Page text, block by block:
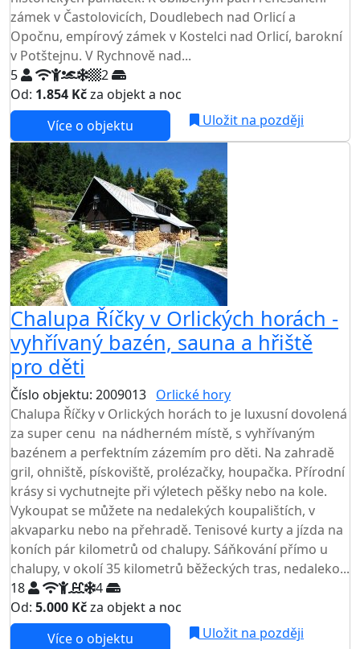
zámek v Častolovicích, Doudlebech nad Orlicí a
Opočnu, empírový zámek v Kostelci nad Orlicí, barokní
v Potštejnu. V Rychnově nad...
5
2
Od: 1.854 Kčza objekt a noc
Více o objektu
Uložit na později
Chalupa Říčky v Orlických horách -
vyhřívaný bazén, sauna a hřiště
pro děti
Číslo objektu: 2009013 Orlické hory
Chalupa Říčky v Orlických horách to je luxusní dovolená
za super cenu na nádherném místě, s vyhřívaným
bazénem a perfektním zázemím pro děti. Na zahradě
gril, ohniště, pískoviště, prolézačky, houpačka. Přírodní
krásy si vychutnejte při výletech pěšky nebo na kole.
Vykoupat se můžete na nedalekých koupalištích, v
akvaparku nebo na přehradě. Tenisové kurty a jízda na
koních pár kilometrů od chalupy. Sáňkování přímo u
chalupy, v okolí 35 kilometrů běžeckých tras, nedaleko...
18
4
Od: 5.000 Kčza objekt a noc
Více o objektu Uložit na později